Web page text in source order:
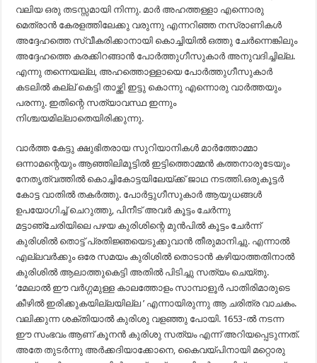
വലിയ ഒരു തടസ്സമായി നിന്നു. മാർ അഹത്തള്ളാ എന്നൊരു
മെത്രാൻ കേരളത്തിലേക്കു വരുന്നു എന്നറിഞ്ഞ നസ്രാണികൾ
അദ്ദേഹത്തെ സ്വീകരിക്കാനായി കൊച്ചിയിൽ ഒത്തു ചേർന്നെങ്കിലും
അദ്ദേഹത്തെ കരക്കിറങ്ങാൻ പോർത്തുഗീസുകാർ അനുവദിച്ചില്ല.
എന്നു തന്നെയല്ല, അഹത്തൊള്ളായെ പോർത്തുഗീസുകാർ
കടലിൽ കല്ല് കെട്ടി താഴ്ത്തി ഇട്ടു കൊന്നു എന്നൊരു വാർത്തയും
പരന്നു. ഇതിന്റെ സത്യാവസ്ഥ ഇന്നും
നി‍ശ്ചയമില്ലാതെയിരിക്കുന്നു.
വാർത്ത കേട്ടു ക്ഷുഭിതരായ സുറിയാനികൾ മാർത്തോമ്മാ
ഒന്നാമന്റെയും ആഞ്ഞിലിമൂട്ടിൽ ഇട്ടിത്തൊമ്മൻ കത്തനാരുടേയും
നേതൃത്വത്തിൽ കൊച്ചികോട്ടയിലേയ്ക്ക് ജാഥ നടത്തി.ഒരുകൂട്ടർ
കോട്ട വാതിൽ തകർത്തു. പോർട്ടുഗീസുകാർ ആയുധങ്ങൾ
ഉപയോഗിച്ച് ചെറുത്തു, പിനീട് അവർ കൂട്ടം ചേർന്നു
മട്ടാഞ്ചേരിയിലെ പഴയ കുരിശിന്റെ മുൻപിൽ കൂട്ടം ചേർന്ന്
കുരിശിൽ തൊട്ട്‌ പ്രതിജ്ഞയെടുക്കുവാൻ തീരുമാനിച്ചു. എന്നാൽ
എല്ലവർക്കും ഒരേ സമയം കുരിശിൽ തൊടാൻ കഴിയാത്തതിനാൽ
കുരിശിൽ ആലാത്തുകെട്ടി അതിൽ പിടിച്ചു സത്യം ചെയ്തു.
‘മേലാൽ ഈ വർഗ്ഗമുള്ള കാലത്തോളം സാമ്പാളൂർ പാതിരിമാരുടെ
കീഴിൽ ഇരിക്കുകയില്ലയില്ല ’ എന്നായിരുന്നു ആ ചരിത്ര വാചകം.
വലിക്കുന്ന ശക്തിയാൽ കുരിശു വളഞ്ഞു പോയി. 1653-ൽ നടന്ന
ഈ സംഭവം ആണ് കൂനൻ കുരിശു സത്യം എന്ന് അറിയപ്പെടുന്നത്.
അതേ തുടർന്നു അർക്കദിയാക്കോനെ, കൈവയ്പിനായി മറ്റൊരു